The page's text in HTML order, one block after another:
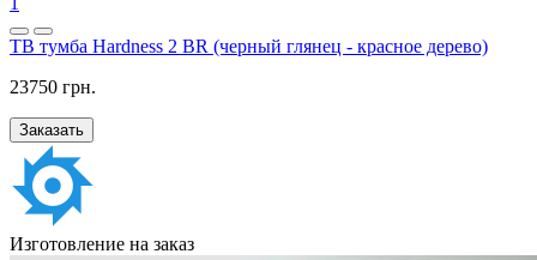
ТВ тумба Hardness 2 BR (черный глянец - красное дерево)
23750 грн.
Заказать
Изготовление на заказ